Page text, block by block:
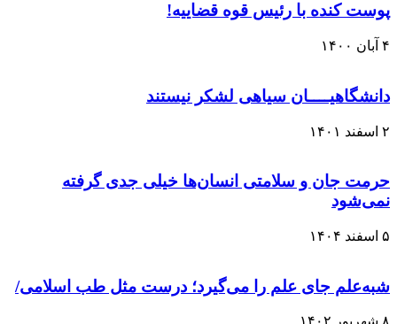
پوست کنده با رئیس قوه قضاییه!
۴ آبان ۱۴۰۰
دانشگاهیــــان سیاهی لشکر نیستند
۲ اسفند ۱۴۰۱
حرمت جان و سلامتی انسان‌ها خیلی جدی گرفته
نمی‌شود
۵ اسفند ۱۴۰۴
شبه‌علم جای علم را می‌گیرد؛ درست مثل طب اسلامی/